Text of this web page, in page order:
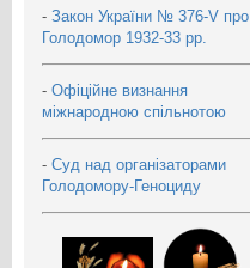
- Закон України № 376-V про
Голодомор 1932-33 рр.
- Офіційне визнання
міжнародною спільнотою
- Суд над організаторами
Голодомору-Геноциду